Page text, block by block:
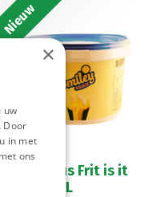
Nieuw
Smiley Saus Frit is it
Emmer 2,5 L
×
uw
Door
in met
ons